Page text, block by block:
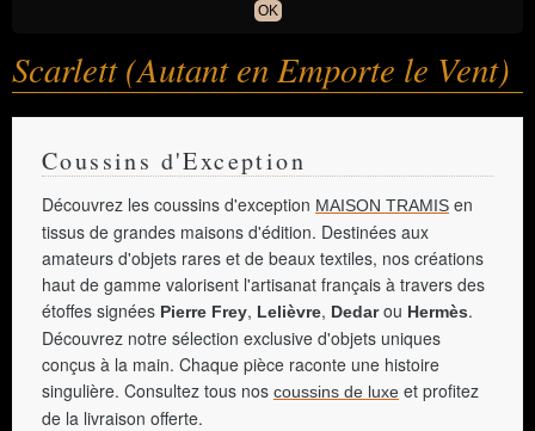
OK
Scarlett (Autant en Emporte le Vent)
Coussins d'Exception
Découvrez les coussins d'exception MAISON TRAMIS en
tissus de grandes maisons d'édition. Destinées aux
amateurs d'objets rares et de beaux textiles, nos créations
haut de gamme valorisent l'artisanat français à travers des
étoffes signées Pierre Frey, Lelièvre, Dedarou Hermès.
Découvrez notre sélection exclusive d'objets uniques
conçus à la main. Chaque pièce raconte une histoire
singulière. Consultez tous nos coussins de luxe et profitez
de la livraison offerte.